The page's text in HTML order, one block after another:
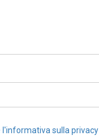
sulla privacy